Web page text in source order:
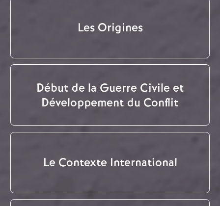
Les Origines
Début de la Guerre Civile et
Développement du Conflit
Le Contexte International